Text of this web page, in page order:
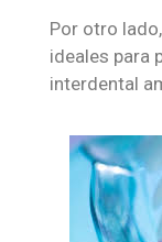
Por otro
ideales para
interdental